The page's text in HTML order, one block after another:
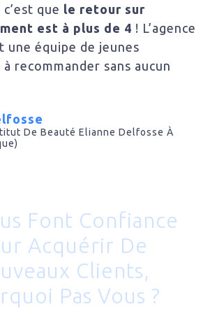
que le retour sur
est à plus de 4 ! L’agence
une équipe de jeunes
à recommander sans aucun
De Beauté Elianne Delfosse À
Font Confiance
Acquérir De
Clients,
Pas Vous ?